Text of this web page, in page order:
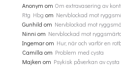
Anonym om Om extravasering av
Rtg Hbg om Nervblockad mot
Gunhild om Nervblockad mot
Ninni om Nervblockad mot
Ingemarom Hur, när och varför en
Camilla om Problem med cysta
Majken om Psykisk påverkan av cysta